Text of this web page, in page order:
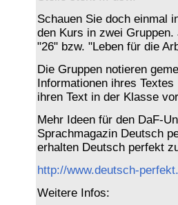
Schauen Sie doch einmal
den Kurs in zwei
"26" bzw. "Leben für die
Die Gruppen notieren
Informationen ihres
ihren Text in der Klasse
Mehr Ideen für den DaF-
Sprachmagazin Deutsch
erhalten Deutsch perfekt
http://www.deutsch-
Weitere Infos: